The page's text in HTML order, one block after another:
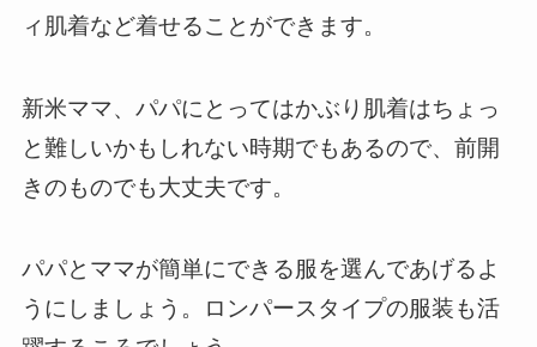
ィ肌着など着せることができます。
新米ママ、パパにとってはかぶり肌着はちょっ
と難しいかもしれない時期でもあるので、前開
きのものでも大丈夫です。
パパとママが簡単にできる服を選んであげるよ
うにしましょう。
ロンパースタイプの服装も活